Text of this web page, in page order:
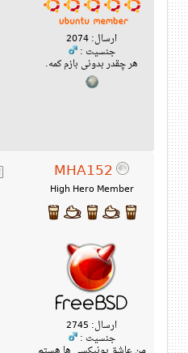
ارسال: 2074
جنسیت :
هر چقدر بدونی بازم کمه.
MHA152
High Hero Member
ارسال: 2745
جنسیت :